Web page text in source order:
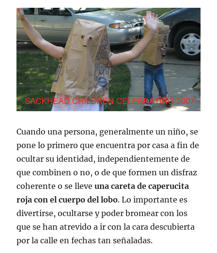
Cuando una persona, generalmente un niño, se
pone lo primero que encuentra por casa a fin de
ocultar su identidad, independientemente de
que combinen o no, o de que formen un disfraz
coherente o se lleveuna careta de caperucita
roja con el cuerpo del lobo. Lo importante es
divertirse, ocultarse y poder bromear con los
que se han atrevido a ir con la cara descubierta
por la calle en fechas tan señaladas.